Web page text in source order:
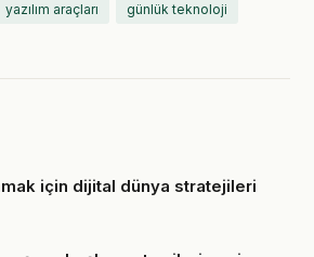
yazılım araçları günlük teknoloji
için dijital dünya stratejileri